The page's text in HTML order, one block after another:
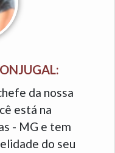
da nossa
está na
- MG e tem
do seu